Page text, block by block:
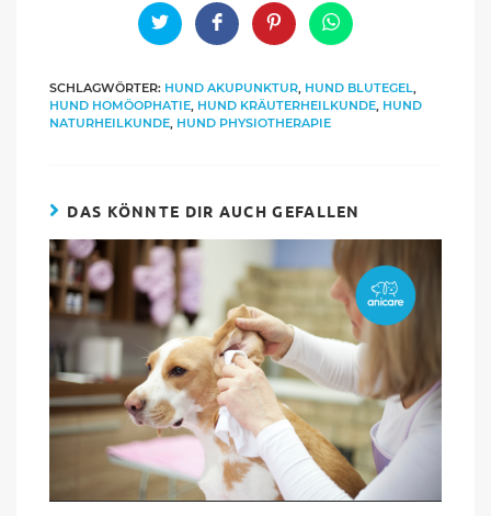
CONTENT
Opens
in
window
Opens
in
window
Opens
in
window
Opens
in
window
SCHLAGWÖRTER: HUND AKUPUNKTUR HUND BLUTEGEL
HUND HOMÖOPHATIE HUND KRÄUTERHEILKUNDE HUND
NATURHEILKUNDE HUND PHYSIOTHERAPIE
DAS KÖNNTE DIR AUCH GEFALLEN